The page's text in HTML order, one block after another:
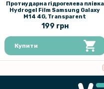
Протиударна гідрогелева плівка
Hydrogel Film Samsung Galaxy
M14 4G​​​, Transparent
199 грн
Купити